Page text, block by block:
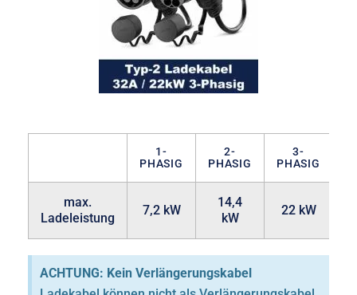
1-
PHASIG
2-
PHASIG
3-
PHASIG
max.
Ladeleistung
7,2 kW
14,4
kW
22 kW
ACHTUNG: Kein Verlängerungskabel